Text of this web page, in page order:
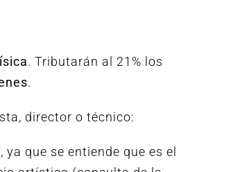
. Tributarán al 21% los
.
director o técnico:
que se entiende que es el